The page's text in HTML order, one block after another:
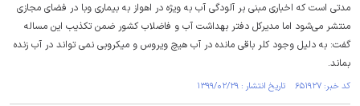
مدتی است که اخباری مبنی بر آلودگی آب به ویژه در اهواز به بیماری وبا در فضای مجازی
منتشر می‌شود اما مدیرکل دفتر بهداشت آب و فاضلاب کشور ضمن تکذیب این مساله
گفت: به دلیل وجود کلر باقی مانده در آب هیچ ویروس و میکروبی نمی تواند در آب زنده
بماند.
کد خبر: ۶۵۱۹۲۷ تاریخ انتشار : ۱۳۹۹/۰۲/۲۹